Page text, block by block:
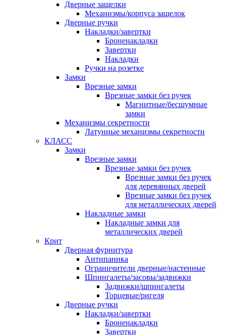
Дверные защелки
Механизмы/корпуса защелок
Дверные ручки
Накладки/завертки
Броненакладки
Завертки
Накладки
Ручки на розетке
Замки
Врезные замки
Врезные замки без ручек
Магнитные/бесшумные
замки
Механизмы секретности
Латунные механизмы секретности
КЛАСС
Замки
Врезные замки
Врезные замки без ручек
Врезные замки без ручек
для деревянных дверей
Врезные замки без ручек
для металлических дверей
Накладные замки
Накладные замки для
металлических дверей
Крит
Дверная фурнитура
Антипаника
Ограничители дверные/настенные
Шпингалеты/засовы/задвижки
Задвижки/шпингалеты
Торцевые/ригеля
Дверные ручки
Накладки/завертки
Броненакладки
Завертки